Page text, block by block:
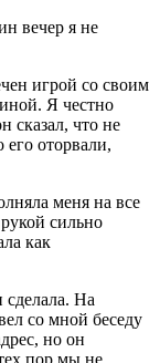
вечер я не
игрой со своим
Я честно
сказал, что не
оторвали,
меня на все
сильно
как
сделала. На
со мной беседу
но он
пор мы не